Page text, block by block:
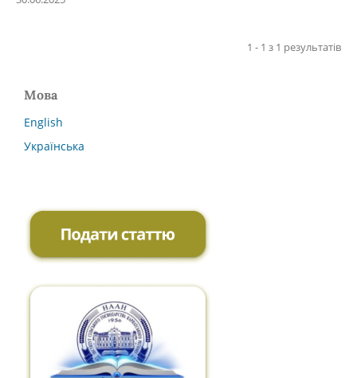
1 - 1 з 1 результатів
Мова
English
Українська